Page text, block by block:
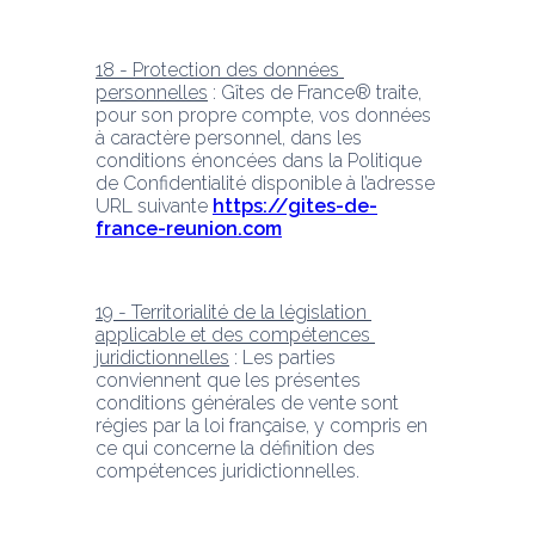
18 - Protection des données
personnelles : Gîtes de France® traite,
pour son propre compte, vos données
à caractère personnel, dans les
conditions énoncées dans la Politique
de Confidentialité disponible à l’adresse
URL suivante https://gites-de-
france-reunion.com
19 - Territorialité de la législation
applicable et des compétences
juridictionnelles : Les parties
conviennent que les présentes
conditions générales de vente sont
régies par la loi française, y compris en
ce qui concerne la définition des
compétences juridictionnelles.